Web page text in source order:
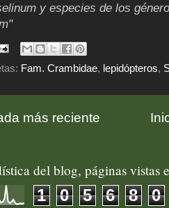
y especies de los
Fam. Crambidae, lepidópteros,
más reciente
del blog, páginas vistas
1 0 5 6 8 0